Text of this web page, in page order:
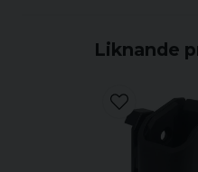
Liknande